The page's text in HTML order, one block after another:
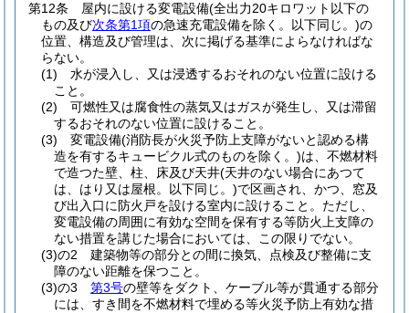
第12条
屋内に設ける変電設備(全出力20キロワット以下の
もの及び次条第1項の急速充電設備を除く。以下同じ。)の
位置、構造及び管理は、次に掲げる基準によらなければな
らない。
(1)
水が浸入し、又は浸透するおそれのない位置に設ける
こと。
(2)
可燃性又は腐食性の蒸気又はガスが発生し、又は滞留
するおそれのない位置に設けること。
(3)
変電設備(消防長が火災予防上支障がないと認める構
造を有するキュービクル式のものを除く。)は、不燃材料
で造つた壁、柱、床及び天井(天井のない場合にあつて
は、はり又は屋根。以下同じ。)で区画され、かつ、窓及
び出入口に防火戸を設ける室内に設けること。 ただし、
変電設備の周囲に有効な空間を保有する等防火上支障の
ない措置を講じた場合においては、この限りでない。
(3)の2
建築物等の部分との間に換気、点検及び整備に支
障のない距離を保つこと。
(3)の3
第3号の壁等をダクト、ケーブル等が貫通する部分
には、すき間を不燃材料で埋める等火災予防上有効な措